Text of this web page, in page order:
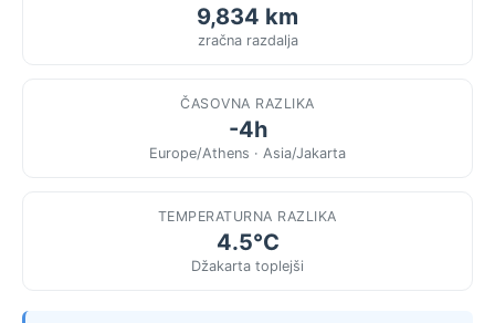
9,834 km
zračna razdalja
ČASOVNA RAZLIKA
-4h
Europe/Athens · Asia/Jakarta
TEMPERATURNA RAZLIKA
4.5°C
Džakarta toplejši